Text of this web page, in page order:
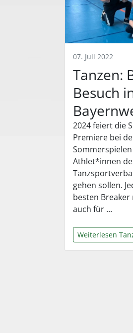
07. Juli 2022
Tanzen:
Besuch
2024 feiert die
Premiere bei
Athlet*innen
gehen sollen.
besten Breaker
auch für ...
Weiterlesen